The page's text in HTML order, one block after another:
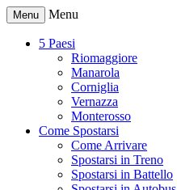
Menu Menu
5 Paesi
Riomaggiore
Manarola
Corniglia
Vernazza
Monterosso
Come Spostarsi
Come Arrivare
Spostarsi in Treno
Spostarsi in Battello